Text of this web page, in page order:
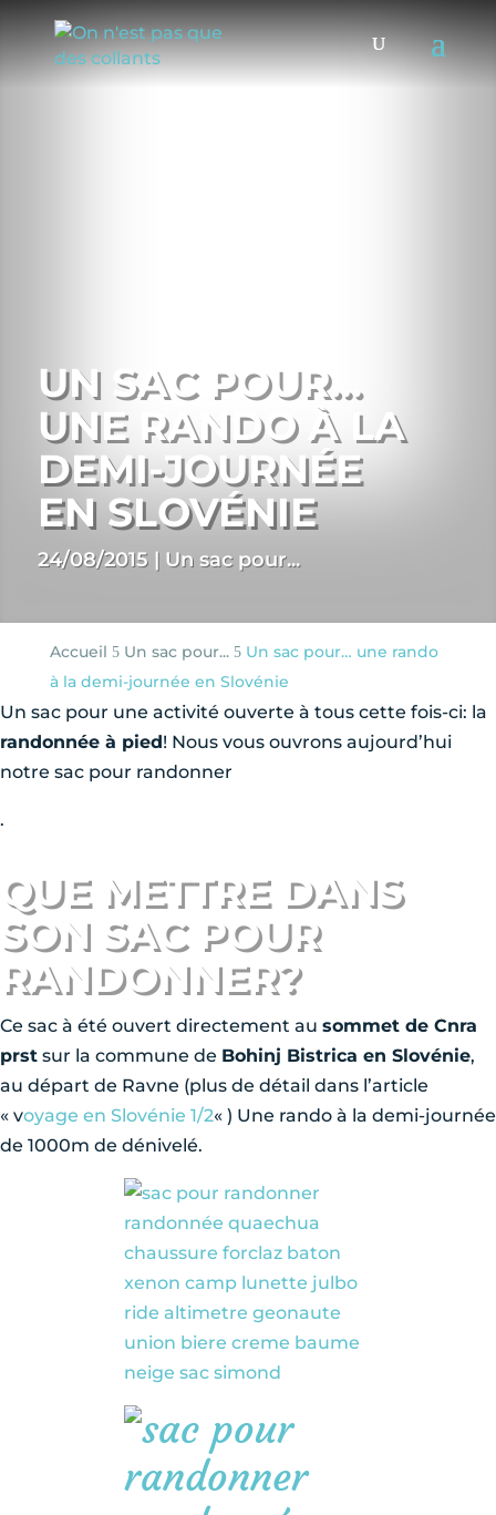
UN SAC POUR…
UNE RANDO À LA
DEMI-JOURNÉE
EN SLOVÉNIE
24/08/2015 | Un sac pour...
Accueil 5 Un sac pour... 5 Un sac pour… une rando
à la demi-journée en Slovénie
Un sac pour une activité ouverte à tous cette fois-ci: la
randonnée à pied! Nous vous ouvrons aujourd’hui
notre sac pour randonner
.
QUE METTRE DANS
SON SAC POUR
RANDONNER?
Ce sac à été ouvert directement au sommet de Cnra
prst sur la commune de Bohinj Bistrica en Slovénie,
au départ de Ravne (plus de détail dans l’article
« voyage en Slovénie 1/2« ) Une rando à la demi-journée
de 1000m de dénivelé.